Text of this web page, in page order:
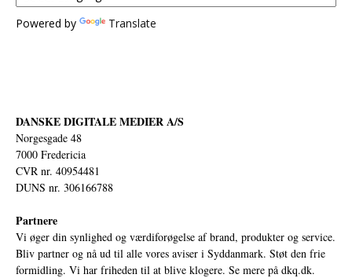
Powered by Translate
DANSKE DIGITALE MEDIER A/S
Norgesgade 48
7000 Fredericia
CVR nr. 40954481
DUNS nr. 306166788
Partnere
Vi øger din synlighed og værdiforøgelse af brand, produkter og service.
Bliv partner og nå ud til alle vores aviser i Syddanmark. Støt den frie
formidling. Vi har friheden til at blive klogere. Se mere på dkq.dk.